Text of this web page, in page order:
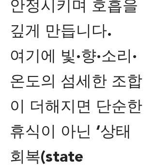
안정시키며 호흡을
깊게 만듭니다.
여기에 빛·향·소리·
온도의 섬세한 조합
이 더해지면 단순한
휴식이 아닌 ‘상태
회복(state